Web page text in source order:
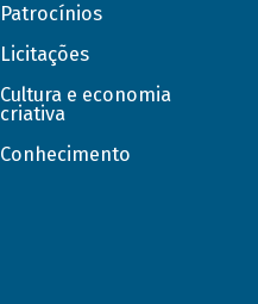
Patrocínios
Licitações
Cultura e economia
criativa
Conhecimento